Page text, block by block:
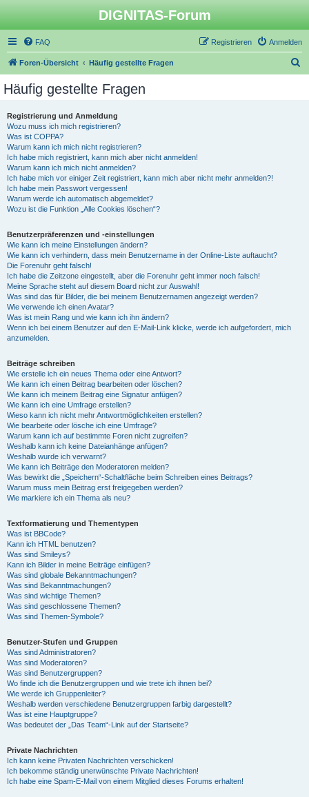
DIGNITAS-Forum
FAQ Anmelden
Registrieren
Foren-Übersicht Häufig gestellte Fragen
Häufig gestellte Fragen
Registrierung und Anmeldung
Wozu muss ich mich registrieren?
Was ist COPPA?
Warum kann ich mich nicht registrieren?
Ich habe mich registriert, kann mich aber nicht anmelden!
Warum kann ich mich nicht anmelden?
Ich habe mich vor einiger Zeit registriert, kann mich aber nicht mehr anmelden?!
Ich habe mein Passwort vergessen!
Warum werde ich automatisch abgemeldet?
Wozu ist die Funktion „Alle Cookies löschen“?
Benutzerpräferenzen und -einstellungen
Wie kann ich meine Einstellungen ändern?
Wie kann ich verhindern, dass mein Benutzername in der Online-Liste auftaucht?
Die Forenuhr geht falsch!
Ich habe die Zeitzone eingestellt, aber die Forenuhr geht immer noch falsch!
Meine Sprache steht auf diesem Board nicht zur Auswahl!
Was sind das für Bilder, die bei meinem Benutzernamen angezeigt werden?
Wie verwende ich einen Avatar?
Was ist mein Rang und wie kann ich ihn ändern?
Wenn ich bei einem Benutzer auf den E-Mail-Link klicke, werde ich aufgefordert, mich
anzumelden.
Beiträge schreiben
Wie erstelle ich ein neues Thema oder eine Antwort?
Wie kann ich einen Beitrag bearbeiten oder löschen?
Wie kann ich meinem Beitrag eine Signatur anfügen?
Wie kann ich eine Umfrage erstellen?
Wieso kann ich nicht mehr Antwortmöglichkeiten erstellen?
Wie bearbeite oder lösche ich eine Umfrage?
Warum kann ich auf bestimmte Foren nicht zugreifen?
Weshalb kann ich keine Dateianhänge anfügen?
Weshalb wurde ich verwarnt?
Wie kann ich Beiträge den Moderatoren melden?
Was bewirkt die „Speichern“-Schaltfläche beim Schreiben eines Beitrags?
Warum muss mein Beitrag erst freigegeben werden?
Wie markiere ich ein Thema als neu?
Textformatierung und Thementypen
Was ist BBCode?
Kann ich HTML benutzen?
Was sind Smileys?
Kann ich Bilder in meine Beiträge einfügen?
Was sind globale Bekanntmachungen?
Was sind Bekanntmachungen?
Was sind wichtige Themen?
Was sind geschlossene Themen?
Was sind Themen-Symbole?
Benutzer-Stufen und Gruppen
Was sind Administratoren?
Was sind Moderatoren?
Was sind Benutzergruppen?
Wo finde ich die Benutzergruppen und wie trete ich ihnen bei?
Wie werde ich Gruppenleiter?
Weshalb werden verschiedene Benutzergruppen farbig dargestellt?
Was ist eine Hauptgruppe?
Was bedeutet der „Das Team“-Link auf der Startseite?
Private Nachrichten
Ich kann keine Privaten Nachrichten verschicken!
Ich bekomme ständig unerwünschte Private Nachrichten!
Ich habe eine Spam-E-Mail von einem Mitglied dieses Forums erhalten!